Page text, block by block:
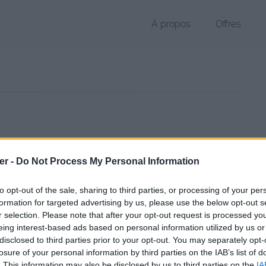
- Do Not Process My Personal Information
opt-out of the sale, sharing to third parties, or processing of your
for targeted advertising by us, please use the below opt-out
selection. Please note that after your opt-out request is processed
interest-based ads based on personal information utilized by us
to third parties prior to your opt-out. You may separately
of your personal information by third parties on the IAB’s list of
À propos Offres
public, envoyé le 13 août 2017 à 01:10, depuis l'adresse IP
page de téléchargement a été vue 1468 fois depuis l'envoi du
fichier.fr/2017/08/13/p4-docs-pays/ Copier
sur le Web et les réseaux